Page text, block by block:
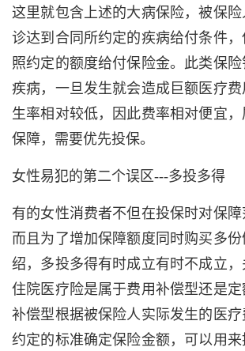
这里就包含上述的大病保险，被保
诊达到合同所约定的疾病给付条件
照约定的额度给付保险金。此类保
疾病，一旦发生就会造成巨额医疗
生率相对较低，因此费率相对便宜
保障，需要优先投保。
女性易犯的第二个误区---多投多得
有的女性消费者不但在投保时对保障
而且为了增加保障额度同时购买多
绍，多投多得有时成立有时不成立
住院医疗险是属于费用补偿型还是定
补偿型根据被保险人实际发生的医
约定的标准确定保险金额，可以用